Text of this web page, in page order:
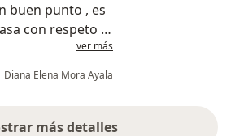
buen punto , es
con respeto te
métodos de
muy buen
ver más
Diana Elena Mora Ayala
más detalles